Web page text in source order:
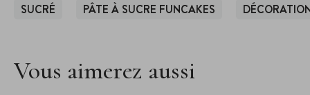
SUCRÉ PÂTE À SUCRE FUNCAKES
Vous aimerez aussi